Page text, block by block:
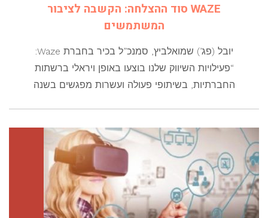
WAZE סוד ההצלחה: הקשבה לציבור
המשתמשים
יובל (פג’) שמואלביץ, סמנכ”ל בכיר בחברת Waze:
“פעילויות השיווק שלנו בוצעו באופן ויראלי ברשתות
החברתיות, בשיתופי פעולה ועשרות מפגשים בשנה